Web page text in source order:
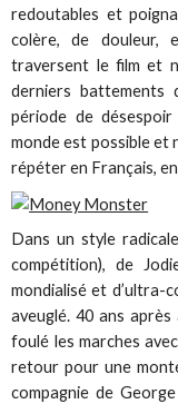
redoutables et
colère, de douleur,
traversent le film et
derniers
période de
monde est possible et
répéter en Français,
Dans un style
compétition), de
mondialisé et d’ultra-
aveuglé. 40 ans
foulé les marches
retour pour une
compagnie de